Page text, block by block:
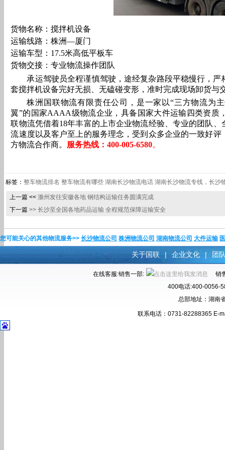
货物名称：搅拌机设备
运输线路：株洲—厦门
运输车型：17.5米高低平板车
货物交接：专业物流操作团队
承运驾驶员全程谨慎驾驶，途经复杂路段平稳慢行，
套搅拌机设备完好无损、无磕碰变形，准时完成现场卸货与
株洲国联物流有限责任公司，是一家以“三方物流为
翼”的国家AAAA级物流企业，具备国家大件运输四类资质
联物流凭借着18年丰富的上市企业物流经验、专业的团队
流速度以及客户至上的服务理念，受到众多企业的一致好
方物流合作商。 服务热线：400-005-6580。
标签：整车物流排名 整车物流有哪些 湖南长沙物流电话 湖南长沙物流专线，长沙
上一篇 << 滁州发往安徽各地 钢结构运输任务圆满完成
下一篇 >>长沙至全国各地药品运输 全程规范保障运输安全
您可能关心的其他物流服务>> 长沙物流公司 株洲物流公司 湖南物流公司 大件运输
关于国联 | 企业文化 | 团
在线客服:销售一部:
销
400电话:400-0056-
总部地址：湖南
联系电话：0731-82288365 E-